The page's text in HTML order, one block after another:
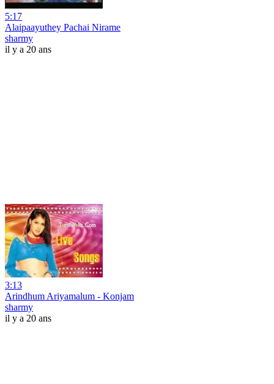
5:17
Alaipaayuthey Pachai Nirame
sharmy
il y a 20 ans
3:13
Arindhum Ariyamalum - Konjam
sharmy
il y a 20 ans